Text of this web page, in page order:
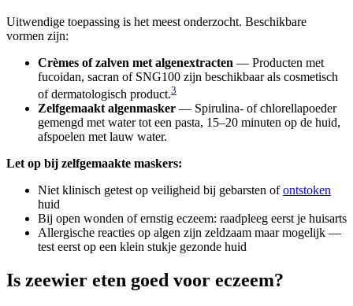
Uitwendige toepassing is het meest onderzocht. Beschikbare
vormen zijn:
Crèmes of zalven met algenextracten — Producten met
fucoidan, sacran of SNG100 zijn beschikbaar als cosmetisch
of dermatologisch product.3
Zelfgemaakt algenmasker — Spirulina- of chlorellapoeder
gemengd met water tot een pasta, 15–20 minuten op de huid,
afspoelen met lauw water.
Let op bij zelfgemaakte maskers:
Niet klinisch getest op veiligheid bij gebarsten ofontstoken
huid
Bij open wonden of ernstig eczeem: raadpleeg eerst je huisarts
Allergische reacties op algen zijn zeldzaam maar mogelijk —
test eerst op een klein stukje gezonde huid
Is zeewier eten goed voor eczeem?